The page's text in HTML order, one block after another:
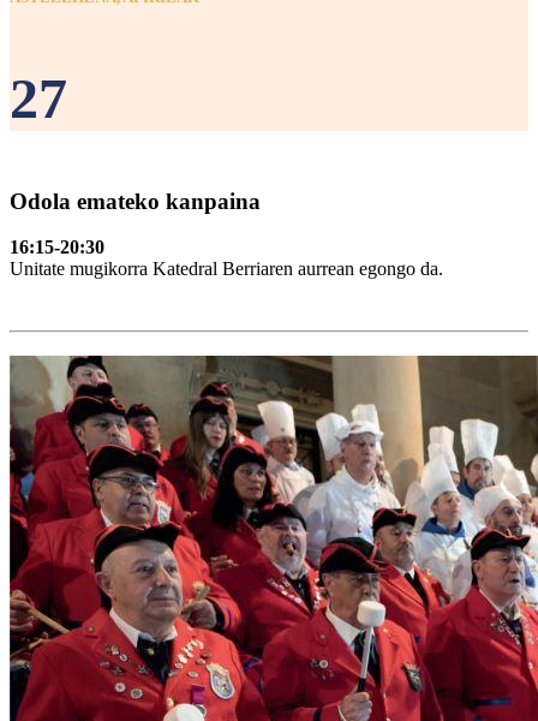
27
Odola emateko kanpaina
16:15-20:30
Unitate mugikorra Katedral Berriaren aurrean egongo da.